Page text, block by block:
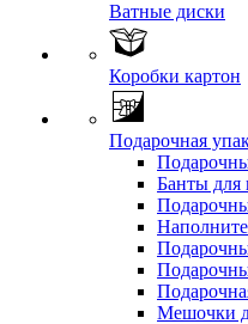
Ватные диски
Коробки картон
Подарочная
Банты для
Мешочки